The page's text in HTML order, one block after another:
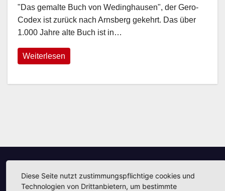
"Das gemalte Buch von Wedinghausen", der Gero-
Codex ist zurück nach Arnsberg gekehrt. Das über
1.000 Jahre alte Buch ist in…
Weiterlesen
Unsere Partner
Diese Seite nutzt zustimmungspflichtige cookies und
Technologien von Drittanbietern, um bestimmte